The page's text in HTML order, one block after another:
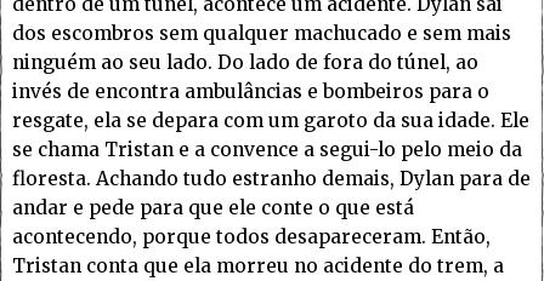
dos escombros sem qualquer machucado e sem mais
ninguém ao seu lado. Do lado de fora do túnel, ao
invés de encontra ambulâncias e bombeiros para o
resgate, ela se depara com um garoto da sua idade. Ele
se chama Tristan e a convence a segui-lo pelo meio da
floresta. Achando tudo estranho demais, Dylan para de
andar e pede para que ele conte o que está
acontecendo, porque todos desapareceram. Então,
Tristan conta que ela morreu no acidente do trem, a